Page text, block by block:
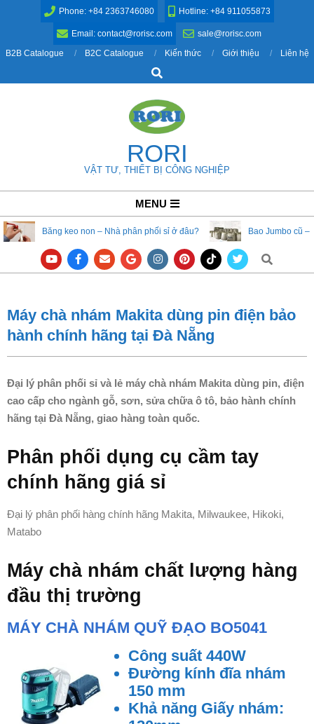
Phone: +84 2363746080 Hotline: +84 911055873
Email: contact@rorisc.com
sale@rorisc.com
B2B Catalogue
B2C Catalogue Kiến thức Giới thiệu
Liên hệ
Search
RORI
VẬT TƯ, THIẾT BỊ CÔNG NGHIỆP
Navigation
Menu
MENU
Băng keo non – Nhà phân phối sỉ ở đâu? Bao Jumbo cũ –
Search
Máy chà nhám Makita dùng pin điện bảo
hành chính hãng tại Đà Nẵng
Đại lý phân phối sỉ và lẻ máy chà nhám Makita dùng pin, điện
cao cấp cho ngành gỗ, sơn, sửa chữa ô tô, bảo hành chính
hãng tại Đà Nẵng, giao hàng toàn quốc.
Phân phối dụng cụ cầm tay
chính hãng giá sỉ
Đại lý phân phối hàng chính hãng Makita, Milwaukee, Hikoki,
Matabo
Máy chà nhám chất lượng hàng
đầu thị trường
MÁY CHÀ NHÁM QUỸ ĐẠO BO5041
Công suất 440W
Đường kính đĩa nhám
150 mm
Khả năng Giấy nhám: